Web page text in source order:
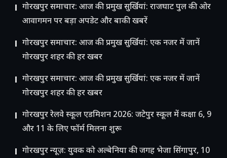
गोरखपुर समाचार: आज की प्रमुख सुर्खियां: राजघाट पुल की ओर
आवागमन पर बड़ा अपडेट और बाकी खबरें
गोरखपुर समाचार: आज की प्रमुख सुर्खियां: एक नजर में जानें
गोरखपुर शहर की हर खबर
गोरखपुर समाचार: आज की प्रमुख सुर्खियां: एक नजर में जानें
गोरखपुर शहर की हर खबर
गोरखपुर रेलवे स्कूल एडमिशन 2026: जटेपुर स्कूल में कक्षा 6, 9
और 11 के लिए फॉर्म मिलना शुरू
गोरखपुर न्यूज़: युवक को अल्बेनिया की जगह भेजा सिंगापुर, 10